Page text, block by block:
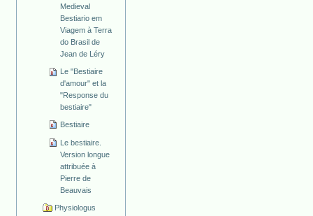
Medieval
Bestiario em
Viagem à Terra
do Brasil de
Jean de Léry
Le "Bestiaire
d'amour" et la
"Response du
bestiaire"
Bestiaire
Le bestiaire.
Version longue
attribuée à
Pierre de
Beauvais
Physiologus